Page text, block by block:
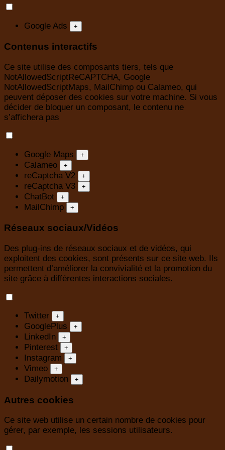
Google Ads +
Contenus interactifs
Ce site utilise des composants tiers, tels que
NotAllowedScriptReCAPTCHA, Google
NotAllowedScriptMaps, MailChimp ou Calameo, qui
peuvent déposer des cookies sur votre machine. Si vous
décider de bloquer un composant, le contenu ne
s’affichera pas
Google Maps +
Calameo +
reCaptcha V2 +
reCaptcha V3 +
ChatBot +
MailChimp +
Réseaux sociaux/Vidéos
Des plug-ins de réseaux sociaux et de vidéos, qui
exploitent des cookies, sont présents sur ce site web. Ils
permettent d’améliorer la convivialité et la promotion du
site grâce à différentes interactions sociales.
Twitter +
GooglePlus +
LinkedIn +
Pinterest +
Instagram +
Vimeo +
Dailymotion +
Autres cookies
Ce site web utilise un certain nombre de cookies pour
gérer, par exemple, les sessions utilisateurs.